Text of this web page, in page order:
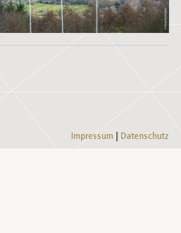
Impressum Datenschutz